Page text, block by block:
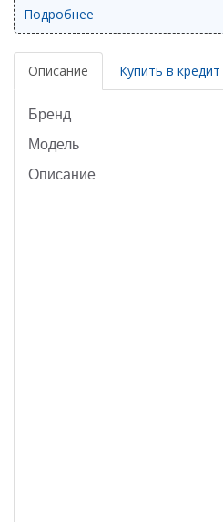
Подробнее
Описание Купить в кредит
Бренд
Модель
Описание